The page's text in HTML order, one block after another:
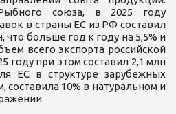
союза, в 2025 году
в страны ЕС из РФ составил
что больше год к году на 5,5% и
всего экспорта российской
году при этом составил 2,1 млн
ЕС в структуре зарубежных
составила 10% в натуральном и